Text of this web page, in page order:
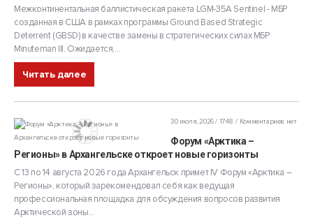
Межконтинентальная баллистическая ракета LGM-35A Sentinel - МБР
созданная в США в рамках программы Ground Based Strategic
Deterrent (GBSD) в качестве замены в стратегических силах МБР
Minuteman III. Ожидается,...
Читать далее
30 июля, 2026 / 17:48 Комментариев нет
Форум «Арктика –
Регионы» в Архангельске откроет новые горизонты
С 13 по 14 августа 2026 года Архангельск примет IV Форум «Арктика –
Регионы», который зарекомендовал себя как ведущая
профессиональная площадка для обсуждения вопросов развития
Арктической зоны...